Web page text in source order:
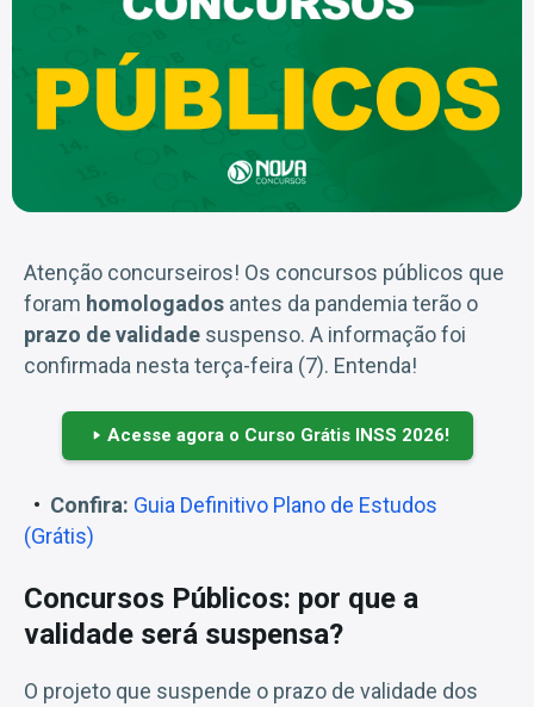
Atenção concurseiros! Os concursos públicos que
foram homologados antes da pandemia terão o
prazo de validade suspenso. A informação foi
confirmada nesta terça-feira (7). Entenda!
Acesse agora o Curso Grátis INSS 2026!
Confira: Guia Definitivo Plano de Estudos
(Grátis)
Concursos Públicos: por que a
validade será suspensa?
O projeto que suspende o prazo de validade dos